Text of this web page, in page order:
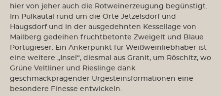
hier von jeher auch die Rotweinerzeugung begünstigt.
Im Pulkautal rund um die Orte Jetzelsdorf und
Haugsdorf und in der ausgedehnten Kessellage von
Mailberg gedeihen fruchtbetonte Zweigelt und Blaue
Portugieser. Ein Ankerpunkt für Weißweinliebhaber ist
eine weitere „Insel“, diesmal aus Granit, um Röschitz, wo
Grüne Veltliner und Rieslinge dank
geschmackprägender Urgesteinsformationen eine
besondere Finesse entwickeln.